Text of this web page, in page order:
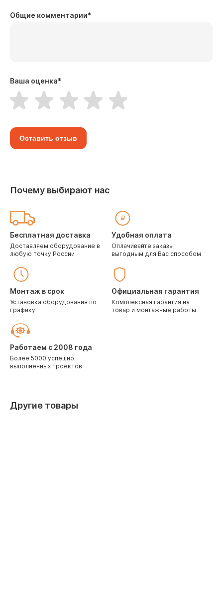
Общие комментарии*
Ваша оценка*
Оставить отзыв
Почему выбирают нас
Бесплатная доставка
Доставляем оборудование в
любую точку России
Удобная оплата
Оплачивайте заказы
выгодным для Вас способом
Монтаж в срок
Установка оборудования по
графику
Официальная гарантия
Комплексная гарантия на
товар и монтажные работы
Работаем с 2008 года
Более 5000 успешно
выполненных проектов
Другие товары